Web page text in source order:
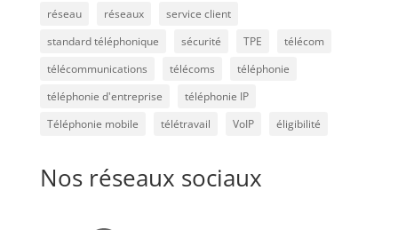
réseau
réseaux
service client
standard téléphonique
sécurité TPE
télécom
télécommunications
télécoms
téléphonie
téléphonie d'entreprise
téléphonie IP
Téléphonie mobile
télétravail VoIP éligibilité
Nos réseaux sociaux